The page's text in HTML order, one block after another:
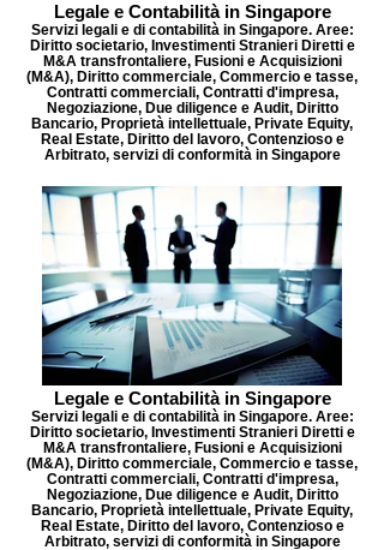
Legale e Contabilità in Singapore
Servizi legali e di contabilità in Singapore. Aree:
Diritto societario, Investimenti Stranieri Diretti e
M&A transfrontaliere, Fusioni e Acquisizioni
(M&A), Diritto commerciale, Commercio e tasse,
Contratti commerciali, Contratti d'impresa,
Negoziazione, Due diligence e Audit, Diritto
Bancario, Proprietà intellettuale, Private Equity,
Real Estate, Diritto del lavoro, Contenzioso e
Arbitrato, servizi di conformità in Singapore
Legale e Contabilità in Singapore
Servizi legali e di contabilità in Singapore. Aree:
Diritto societario, Investimenti Stranieri Diretti e
M&A transfrontaliere, Fusioni e Acquisizioni
(M&A), Diritto commerciale, Commercio e tasse,
Contratti commerciali, Contratti d'impresa,
Negoziazione, Due diligence e Audit, Diritto
Bancario, Proprietà intellettuale, Private Equity,
Real Estate, Diritto del lavoro, Contenzioso e
Arbitrato, servizi di conformità in Singapore